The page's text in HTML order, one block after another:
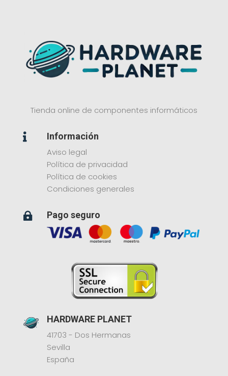
Tienda online de componentes informáticos

Información
Aviso legal
Política de privacidad
Política de cookies
Condiciones generales
 Pago seguro
HARDWARE PLANET
41703 - Dos Hermanas
Sevilla
España